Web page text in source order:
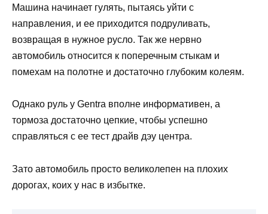
Машина начинает гулять, пытаясь уйти с
направления, и ее приходится подруливать,
возвращая в нужное русло. Так же нервно
автомобиль относится к поперечным стыкам и
помехам на полотне и достаточно глубоким колеям.
Однако руль у Gentra вполне информативен, а
тормоза достаточно цепкие, чтобы успешно
справляться с ее тест драйв дэу центра.
Зато автомобиль просто великолепен на плохих
дорогах, коих у нас в избытке.